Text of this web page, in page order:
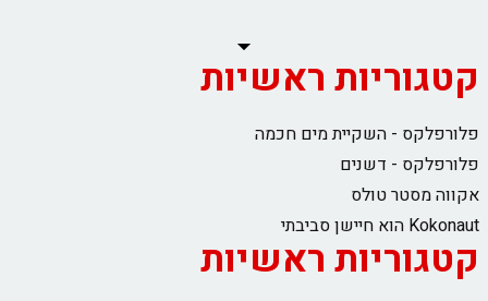
קטגוריות ראשיות
פלורפלקס - השקיית מים חכמה
פלורפלקס - דשנים
אקווה מסטר טולס
Kokonaut הוא חיישן סביבתי
קטגוריות ראשיות